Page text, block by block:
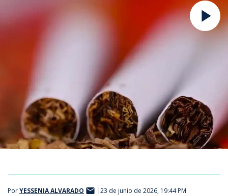
PorYESSENIA ALVARADO 23 de junio de 2026, 19:44 PM